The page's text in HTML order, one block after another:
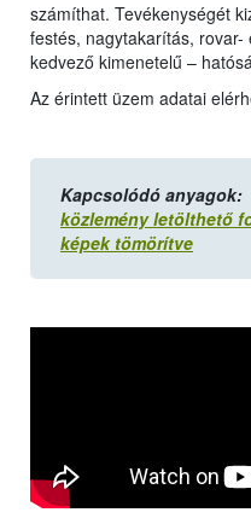
számíthat. Tevékenységét
festés, nagytakarítás,
kedvező kimenetelű –
Az érintett üzem adatai
Kapcsolódó anyagok:
közlemény letölthető
képek tömörítve